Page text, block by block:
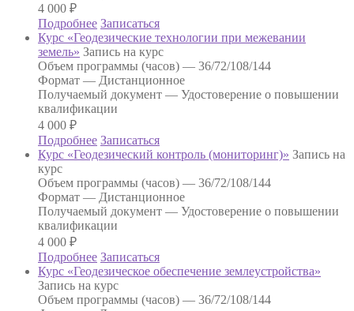
4 000 ₽
Подробнее Записаться
Курс «Геодезические технологии при межевании
земель» Запись на курс
Объем программы (часов) — 36/72/108/144
Формат — Дистанционное
Получаемый документ — Удостоверение о повышении
квалификации
4 000 ₽
Подробнее Записаться
Курс «Геодезический контроль (мониторинг)» Запись на
курс
Объем программы (часов) — 36/72/108/144
Формат — Дистанционное
Получаемый документ — Удостоверение о повышении
квалификации
4 000 ₽
Подробнее Записаться
Курс «Геодезическое обеспечение землеустройства»
Запись на курс
Объем программы (часов) — 36/72/108/144